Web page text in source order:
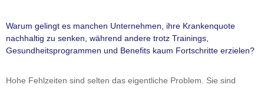
Warum gelingt es manchen Unternehmen, ihre Krankenquote
nachhaltig zu senken, während andere trotz Trainings,
Gesundheitsprogrammen und Benefits kaum Fortschritte erzielen?
Hohe Fehlzeiten sind selten das eigentliche Problem. Sie sind